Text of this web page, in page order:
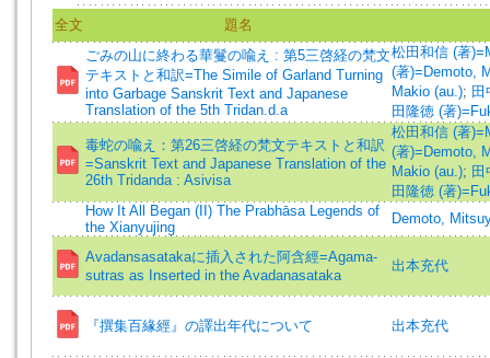
全文
題名
ごみの山に終わる華鬘の喩え : 第5三啓経の梵文
テキストと和訳=The Simile of Garland Turning
into Garbage Sanskrit Text and Japanese
Translation of the 5th Tridan.d.a
松田和信 (著
(著)=Demoto,
Makio (au.);
田隆徳 (著
毒蛇の喩え：第26三啓経の梵文テキストと和訳
=Sanskrit Text and Japanese Translation of the
26th Tridanda : Asivisa
松田和信 (著
(著)=Demoto,
Makio (au.);
田隆徳 (著
How It All Began (II) The Prabhāsa Legends of
the Xianyujing
Demoto,
Avadansasatakaに插入された阿含經=Agama-
sutras as Inserted in the Avadanasataka
出本充代
『撰集百緣經』の譯出年代について 出本充代